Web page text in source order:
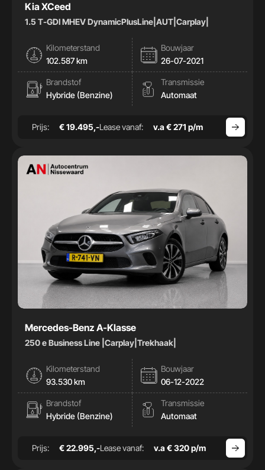
Kia XCeed
1.5 T-GDI MHEV DynamicPlusLine|AUT|Carplay|
Kilometerstand
102.587 km
Bouwjaar
26-07-2021
Brandstof
Hybride (Benzine)
Transmissie
Automaat
Prijs: € 19.495,-Lease vanaf: v.a € 271 p/m
Mercedes-Benz A-Klasse
250 e Business Line |Carplay|Trekhaak|
Kilometerstand
93.530 km
Bouwjaar
06-12-2022
Brandstof
Hybride (Benzine)
Transmissie
Automaat
Prijs: € 22.995,-Lease vanaf: v.a € 320 p/m